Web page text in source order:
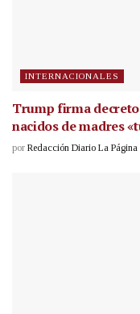
INTERNACIONALES
Trump firma
nacidos de madres
por Redacción Diario La Página